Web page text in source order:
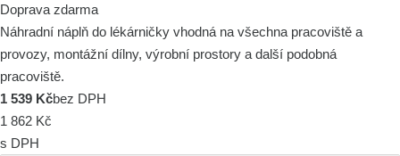
Doprava zdarma
Náhradní náplň do lékárničky vhodná na všechna pracoviště a
provozy, montážní dílny, výrobní prostory a další podobná
pracoviště.
1 539 Kčbez DPH
1 862 Kč
s DPH